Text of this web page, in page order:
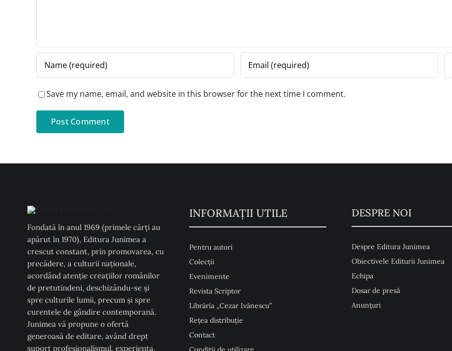
Save my name, email, and website in this browser for the next time I comment.
Fondată în anul 1969 (primele cărți au
apărut în 1970), Editura Junimea a
crescut constant, prin promovarea, cu
precădere, a culturii naţionale,
acordând atenţie creaţiilor românilor
de pretutindeni, deschizându-se şi
spre culturile lumii, precum şi spre
curentele de gândire contemporană.
Junimea vă propune o ofertă
generoasă de editare, având drept
suport profesionalismul, experiența,
INFORMAŢII UTILE
Pentru autori
Colecţii
Evenimente
Revista Scriptor
Librăria „Cezar Ivănescu”
Rețea distribuție
Contact
DESPRE NOI
Despre Editura Junimea
Obiectivele Editurii Junimea
Echipa
Dosar de presă
Anunţuri